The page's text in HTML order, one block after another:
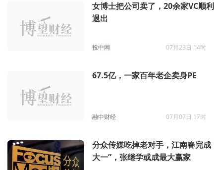
女博士把公司卖了，20余家VC顺利
退出
投中网 07月23日 14时
67.5亿，一家百年老企卖身PE
融中财经 07月07日 17时
分众传媒吃掉老对手，江南春完成
大一”，张继学或成最大赢家